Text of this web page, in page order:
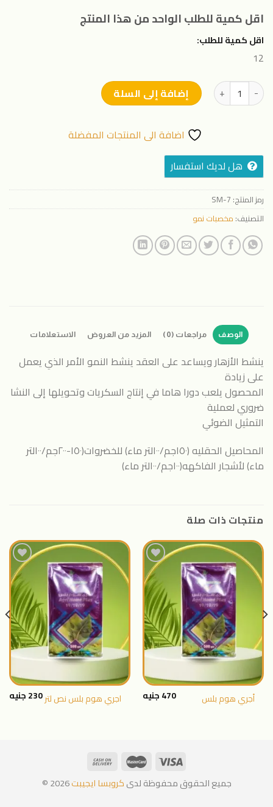
اقل كمية للطلب الواحد من هذا المنتج
اقل كمية للطلب:
12
كمية اجري هوم ١٠_٦٠_٦بلس إضافة إلى السلة
اضافة الى المنتجات المفضلة
هل لديك استفسار
رمز المنتج: SM-7
التصنيف: مخصبات نمو
الوصف مراجعات (0) المزيد من العروض الاستعلامات
ينشط الأزهار ويساعد على العقد ينشط النمو الأمر الذي يعمل
على زيادة
المحصول يلعب دورا هاما في إنتاج السكريات وتحويلها إلى النشا
ضروري لعملية
التمثيل الضوئي
المحاصيل الحقليه (١٥٠جم/١٠٠لتر ماء) للخضروات(١٥٠-٢٠٠جم/١٠٠لتر
ماء) لأشجار الفاكهه(١٠٠جم/١٠٠لتر ماء)
منتجات ذات صلة
اضافة
الى
المنتجات
المفضلة
أجري هوم بلس 470جنيه
اضافة
الى
المنتجات
المفضلة
اجري هوم بلس نص لتر230جنيه
جميع الحقوق محفوظة لدىكروبسا ايجيبت2026 ©